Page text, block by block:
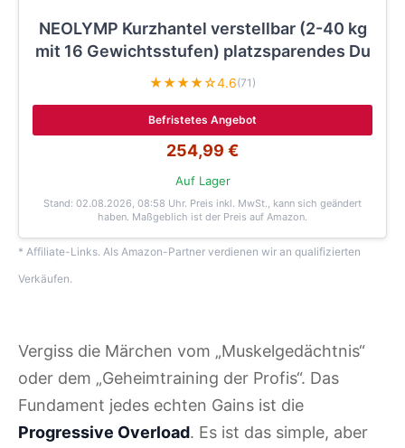
NEOLYMP Kurzhantel verstellbar (2-40 kg
mit 16 Gewichtsstufen) platzsparendes Du
★★★★☆4.6(71)
Befristetes Angebot
254,99 €
Auf Lager
Stand: 02.08.2026, 08:58 Uhr. Preis inkl. MwSt., kann sich geändert
haben. Maßgeblich ist der Preis auf Amazon.
* Affiliate-Links. Als Amazon-Partner verdienen wir an qualifizierten
Verkäufen.
Vergiss die Märchen vom „Muskelgedächtnis“
oder dem „Geheimtraining der Profis“. Das
Fundament jedes echten Gains ist die
Progressive Overload. Es ist das simple, aber